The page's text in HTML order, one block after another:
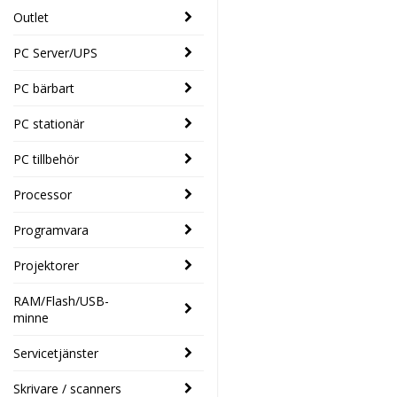
Outlet
PC Server/UPS
PC bärbart
PC stationär
PC tillbehör
Processor
Programvara
Projektorer
RAM/Flash/USB-
minne
Servicetjänster
Skrivare / scanners